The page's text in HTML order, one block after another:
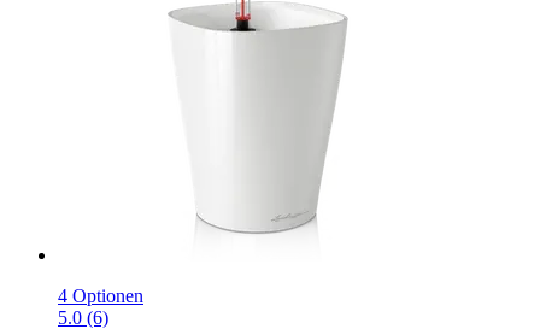
4 Optionen
5.0 (6)